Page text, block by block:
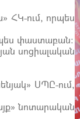
ՀԿ-ում, որպես
փաստաբան:
սոցիալական
ՍՊԸ-ում,
նոտարական